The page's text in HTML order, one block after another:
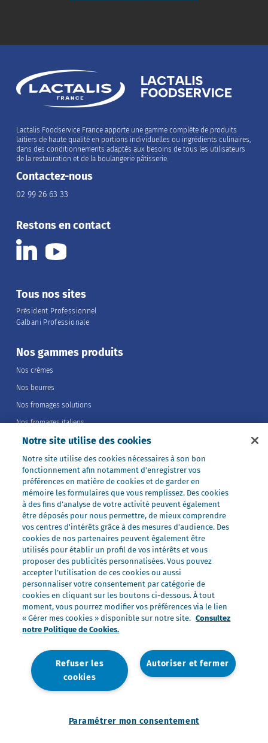
Lactalis Foodservice France apporte une gamme complète de produits
laitiers de haute qualité en portions individuelles ou ingrédients culinaires,
dans des conditionnements adaptés aux besoins de tous les utilisateurs
de la restauration et de la boulangerie pâtisserie.
Contactez-nous
02 99 26 63 33
Restons en contact
Tous nos sites
Président Professionnel
Galbani Professionale
Nos gammes produits
Nos crèmes
Nos beurres
Nos fromages solutions
Nos fromages italiens
Nos fromages portions
Nos fromages entiers
Nos préparations
Nos ultra-frais
Nos laits
Nos marques
Président Professionnel
Galbani Professionale
Lactel Professionnel
Société Professionnel
Salakis Professionnel
Nous rejoindre
Rejoindre le Groupe Lactalis
Les métiers du Foodservice
Nos offres
Notre site utilise des cookies
Notre site utilise des cookies nécessaires à son bon
fonctionnement afin notamment d’enregistrer vos
préférences en matière de cookies et de garder en
mémoire les formulaires que vous remplissez. Des cookies
à des fins d’analyse de votre activité peuvent également
être déposés pour nous permettre, de mieux comprendre
vos centres d'intérêts grâce à des mesures d’audience. Des
cookies de nos partenaires peuvent également être
utilisés pour établir un profil de vos intérêts et vous
proposer des publicités personnalisées. Vous pouvez
accepter l’utilisation de ces cookies ou aussi
personnaliser votre consentement par catégorie de
cookies en cliquant sur les boutons ci-dessous. À tout
moment, vous pourrez modifier vos préférences via le lien
« Gérer mes cookies » disponible sur notre site. Consultez
notre Politique de Cookies.
Autoriser et fermer
Refuser les
cookies
Paramétrer mon consentement